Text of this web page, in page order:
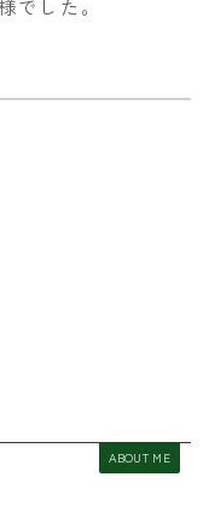
でした。
ABOUT ME